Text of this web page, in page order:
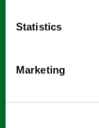
Statistics
Marketing
Email